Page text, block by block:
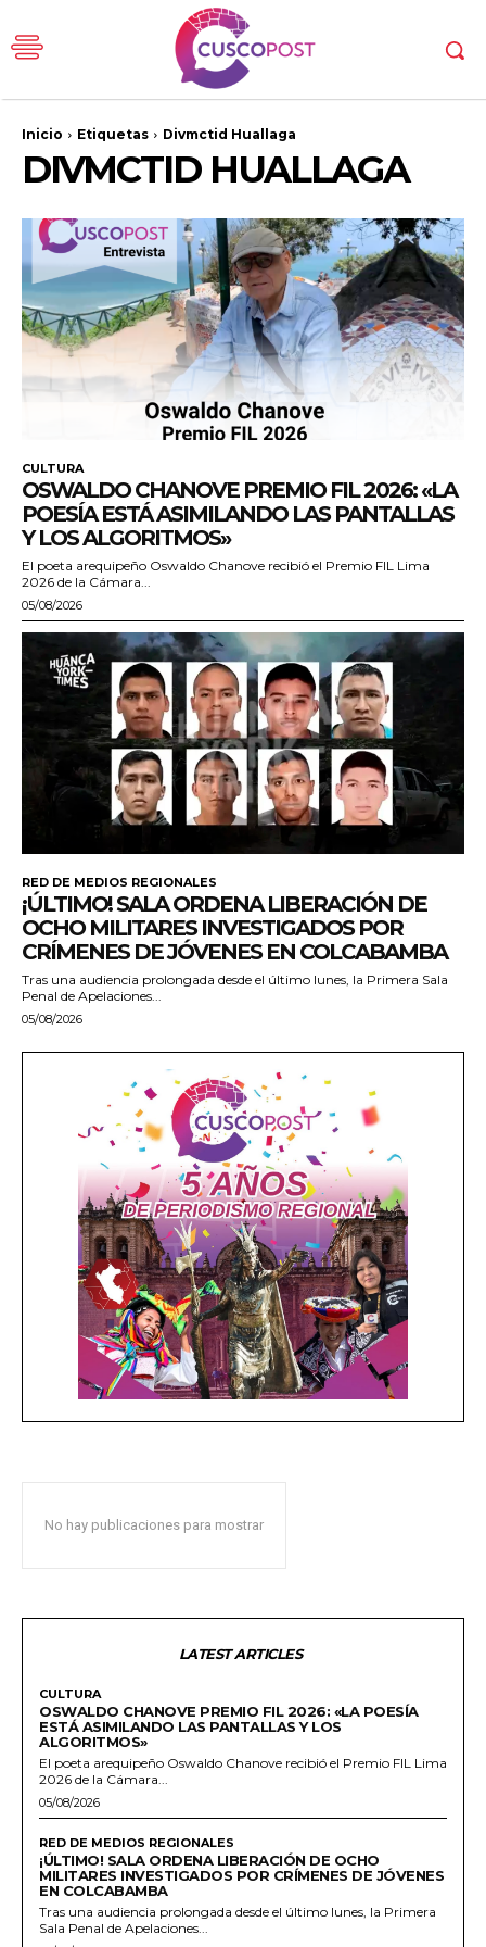
Inicio Etiquetas Divmctid Huallaga
DIVMCTID HUALLAGA
CULTURA
OSWALDO CHANOVE PREMIO FIL 2026: «LA
POESÍA ESTÁ ASIMILANDO LAS PANTALLAS
Y LOS ALGORITMOS»
El poeta arequipeño Oswaldo Chanove recibió el Premio FIL Lima
2026 de la Cámara...
05/08/2026
RED DE MEDIOS REGIONALES
¡ÚLTIMO! SALA ORDENA LIBERACIÓN DE
OCHO MILITARES INVESTIGADOS POR
CRÍMENES DE JÓVENES EN COLCABAMBA
Tras una audiencia prolongada desde el último lunes, la Primera Sala
Penal de Apelaciones...
05/08/2026
No hay publicaciones para mostrar
LATEST ARTICLES
CULTURA
OSWALDO CHANOVE PREMIO FIL 2026: «LA POESÍA
ESTÁ ASIMILANDO LAS PANTALLAS Y LOS
ALGORITMOS»
El poeta arequipeño Oswaldo Chanove recibió el Premio FIL Lima
2026 de la Cámara...
05/08/2026
RED DE MEDIOS REGIONALES
¡ÚLTIMO! SALA ORDENA LIBERACIÓN DE OCHO
MILITARES INVESTIGADOS POR CRÍMENES DE JÓVENES
EN COLCABAMBA
Tras una audiencia prolongada desde el último lunes, la Primera
Sala Penal de Apelaciones...